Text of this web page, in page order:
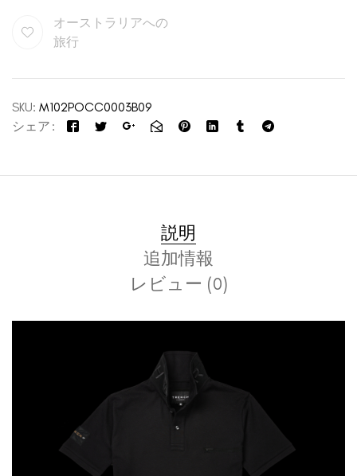
オーストラリアへの
旅行
SKU: M102POCC0003B09
シェア
説明
追加情報
レビュー (0)